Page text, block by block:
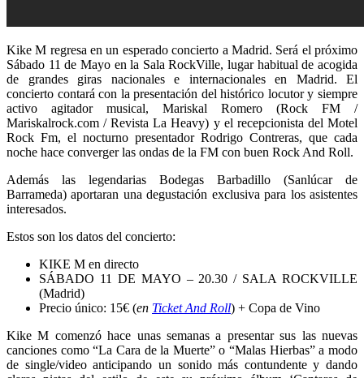
Kike M regresa en un esperado concierto a Madrid. Será el próximo
Sábado 11 de Mayo en la Sala RockVille, lugar habitual de acogida
de grandes giras nacionales e internacionales en Madrid. El
concierto contará con la presentación del histórico locutor y siempre
activo agitador musical, Mariskal Romero (Rock FM /
Mariskalrock.com / Revista La Heavy) y el recepcionista del Motel
Rock Fm, el nocturno presentador Rodrigo Contreras, que cada
noche hace converger las ondas de la FM con buen Rock And Roll.
Además las legendarias Bodegas Barbadillo (Sanlúcar de
Barrameda) aportaran una degustación exclusiva para los asistentes
interesados.
Estos son los datos del concierto:
KIKE M en directo
SÁBADO 11 DE MAYO – 20.30 / SALA ROCKVILLE
(Madrid)
Precio único: 15€ (en Ticket And Roll) + Copa de Vino
Kike M comenzó hace unas semanas a presentar sus las nuevas
canciones como “La Cara de la Muerte” o “Malas Hierbas” a modo
de single/video anticipando un sonido más contundente y dando